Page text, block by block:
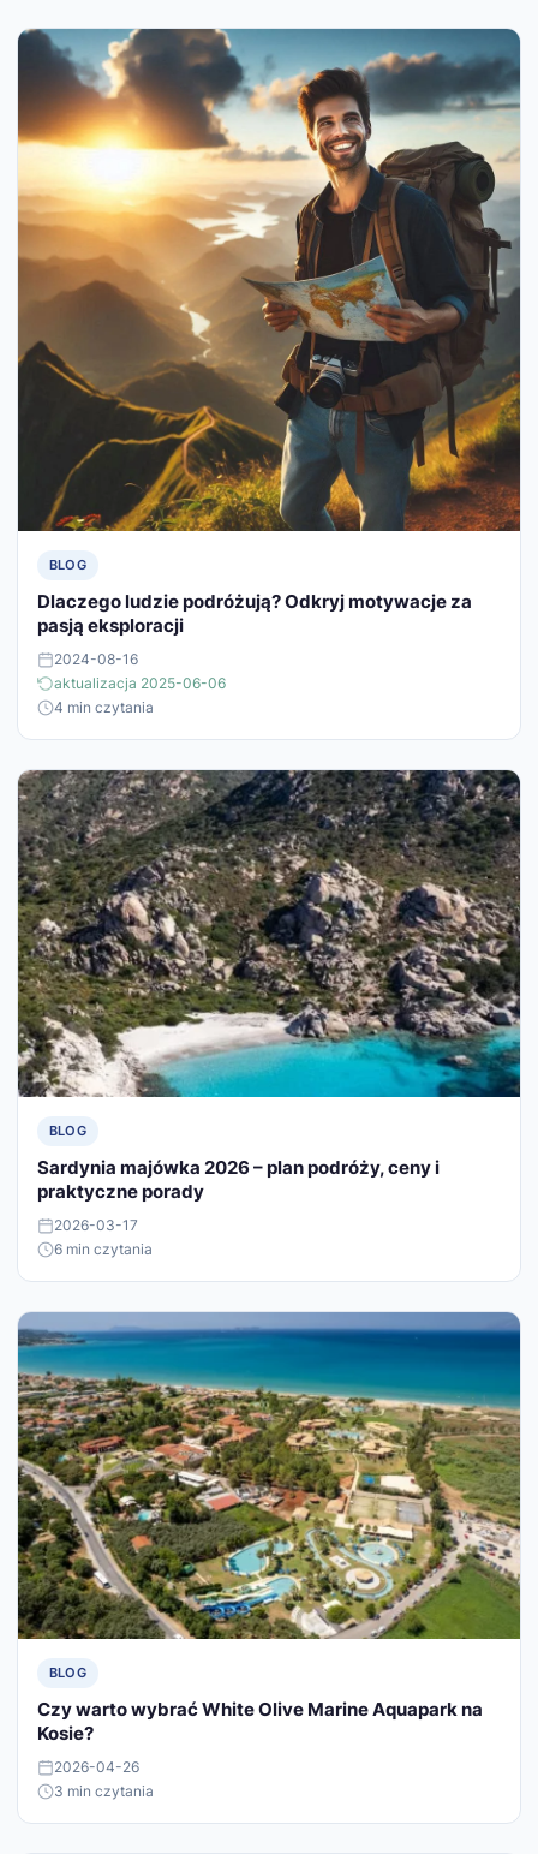
BLOG
Dlaczego ludzie podróżują? Odkryj motywacje za
pasją eksploracji
2024-08-16
aktualizacja 2025-06-06
4 min czytania
BLOG
Sardynia majówka 2026 – plan podróży, ceny i
praktyczne porady
2026-03-17
6 min czytania
BLOG
Czy warto wybrać White Olive Marine Aquapark na
Kosie?
2026-04-26
3 min czytania